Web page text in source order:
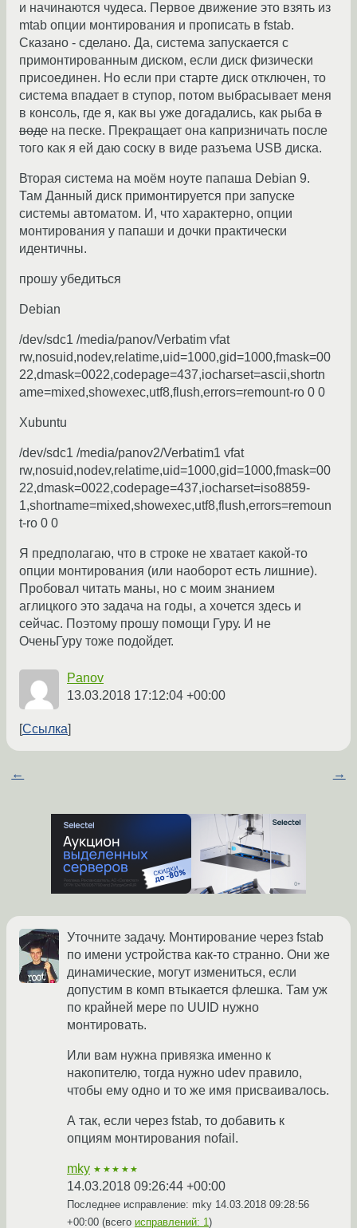
и начинаются чудеса. Первое движение это взять из
mtab опции монтирования и прописать в fstab.
Сказано - сделано. Да, система запускается с
примонтированным диском, если диск физически
присоединен. Но если при старте диск отключен, то
система впадает в ступор, потом выбрасывает меня
в консоль, где я, как вы уже догадались, как рыба в
воде на песке. Прекращает она капризничать после
того как я ей даю соску в виде разъема USB диска.
Вторая система на моём ноуте папаша Debian 9.
Там Данный диск примонтируется при запуске
системы автоматом. И, что характерно, опции
монтирования у папаши и дочки практически
идентичны.
прошу убедиться
Debian
/dev/sdc1 /media/panov/Verbatim vfat
rw,nosuid,nodev,relatime,uid=1000,gid=1000,fmask=00
22,dmask=0022,codepage=437,iocharset=ascii,shortn
ame=mixed,showexec,utf8,flush,errors=remount-ro 0 0
Xubuntu
/dev/sdc1 /media/panov2/Verbatim1 vfat
rw,nosuid,nodev,relatime,uid=1000,gid=1000,fmask=00
22,dmask=0022,codepage=437,iocharset=iso8859-
1,shortname=mixed,showexec,utf8,flush,errors=remoun
t-ro 0 0
Я предполагаю, что в строке не хватает какой-то
опции монтирования (или наоборот есть лишние).
Пробовал читать маны, но с моим знанием
аглицкого это задача на годы, а хочется здесь и
сейчас. Поэтому прошу помощи Гуру. И не
ОченьГуру тоже подойдет.
Panov
13.03.2018 17:12:04 +00:00
Ссылка
← →
Уточните задачу. Монтирование через fstab
по имени устройства как-то странно. Они же
динамические, могут измениться, если
допустим в комп втыкается флешка. Там уж
по крайней мере по UUID нужно
монтировать.
Или вам нужна привязка именно к
накопителю, тогда нужно udev правило,
чтобы ему одно и то же имя присваивалось.
А так, если через fstab, то добавить к
опциям монтирования nofail.
mky ★★★★★
14.03.2018 09:26:44 +00:00
Последнее исправление: mky 14.03.2018 09:28:56
+00:00 (всего исправлений: 1)